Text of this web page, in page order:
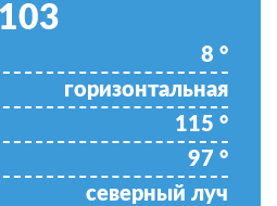
8 °
горизонтальная
115 °
97 °
северный луч